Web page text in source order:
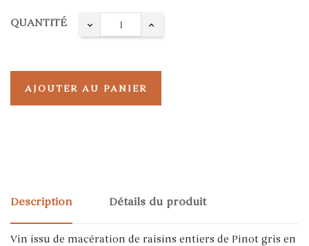
QUANTITÉ
AJOUTER AU PANIER
Description Détails du produit
Vin issu de macération de raisins entiers de Pinot gris en